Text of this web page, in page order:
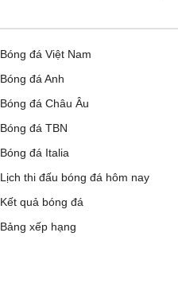
Bóng đá Việt Nam
Bóng đá Anh
Bóng đá Châu Âu
Bóng đá TBN
Bóng đá Italia
Lịch thi đấu bóng đá hôm nay
Kết quả bóng đá
Bảng xếp hạng